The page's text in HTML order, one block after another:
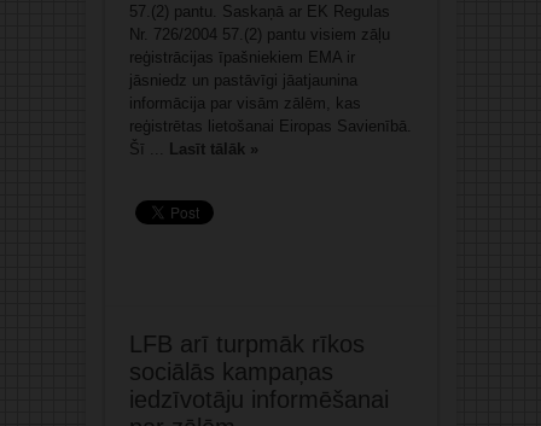
57.(2) pantu. Saskaņā ar EK Regulas
Nr. 726/2004 57.(2) pantu visiem zāļu
reģistrācijas īpašniekiem EMA ir
jāsniedz un pastāvīgi jāatjaunina
informācija par visām zālēm, kas
reģistrētas lietošanai Eiropas Savienībā.
Šī ...
Lasīt tālāk »
LFB arī turpmāk rīkos
sociālās kampaņas
iedzīvotāju informēšanai